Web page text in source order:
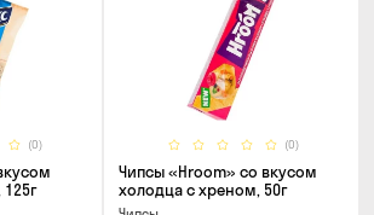
(0) (0)
Чипсы «Hroom» со вкусом
холодца с хреном, 50г